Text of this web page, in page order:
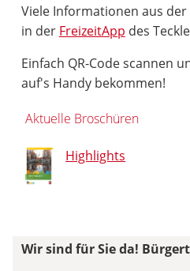
Viele Informationen aus
in der FreizeitApp des
Einfach QR-Code scannen
auf's Handy bekommen!
Aktuelle Broschüren
Highlights
Wir sind für Sie da!